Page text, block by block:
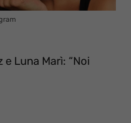
Luna Marì: “Noi